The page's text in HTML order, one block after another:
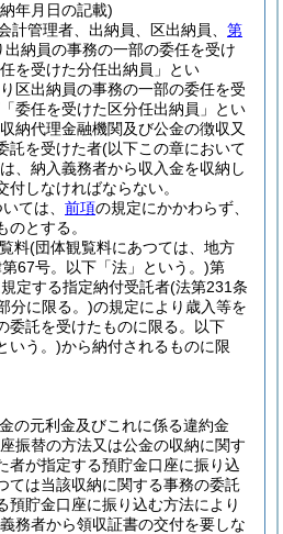
年月日の記載)
計管理者、出納員、区出納員、 第
出納員の事務の一部の委任を受け
を受けた分任出納員」とい
区出納員の事務の一部の委任を受
委任を受けた区分任出納員」とい
納代理金融機関及び公金の徴収又
託を受けた者(以下この章において
は、納入義務者から収入金を収納し
しなければならない。
ては、 前項の規定にかかわらず、
とする。
料(団体観覧料にあつては、地方
67号。以下「法」という。)第
定する指定納付受託者(法第231条
分に限る。)の規定により歳入等を
委託を受けたものに限る。以下
いう。)から納付されるものに限
の元利金及びこれに係る違約金
振替の方法又は公金の収納に関す
者が指定する預貯金口座に振り込
ては当該収納に関する事務の委託
預貯金口座に振り込む方法により
務者から領収証書の交付を要しな